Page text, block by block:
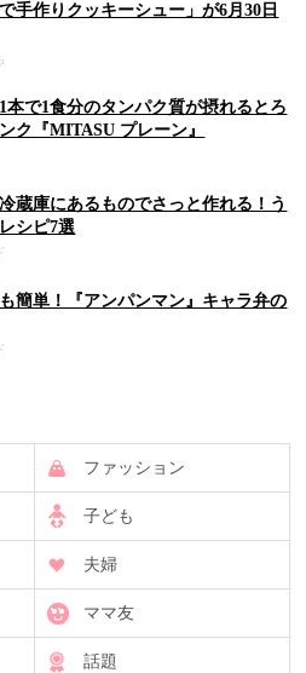
手作りクッキーシュー」が6月30日
本で1食分のタンパク質が摂れるとろ
ク『MITASU プレーン』
冷蔵庫にあるものでさっと作れる！う
シピ7選
簡単！『アンパンマン』キャラ弁の
ファッション
子ども
夫婦
ママ友
話題